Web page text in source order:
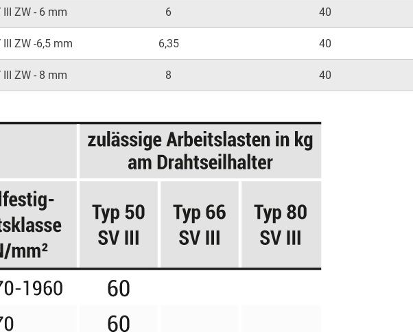
ZW - 6 mm 6 40
ZW -6,5 mm 6,35 40
ZW - 8 mm 8 40